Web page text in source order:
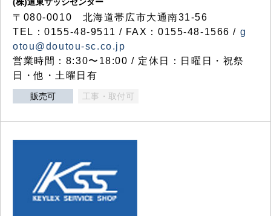
〒080-0010 北海道帯広市大通南31-56
TEL：0155-48-9511 / FAX：0155-48-1566 / g
otou@doutou-sc.co.jp
営業時間：8:30〜18:00 / 定休日：日曜日・祝祭
日・他・土曜日有
販売可 工事・取付可